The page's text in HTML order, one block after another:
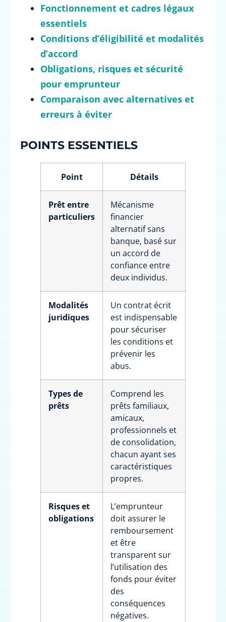
Fonctionnement et cadres légaux
essentiels
Conditions d’éligibilité et modalités
d’accord
Obligations, risques et sécurité
pour emprunteur
Comparaison avec alternatives et
erreurs à éviter
POINTS ESSENTIELS
Point Détails
Prêt entre
particuliers
Mécanisme
financier
alternatif sans
banque, basé sur
un accord de
confiance entre
deux individus.
Modalités
juridiques
Un contrat écrit
est indispensable
pour sécuriser
les conditions et
prévenir les
abus.
Types de
prêts
Comprend les
prêts familiaux,
amicaux,
professionnels et
de consolidation,
chacun ayant ses
caractéristiques
propres.
Risques et
obligations
L’emprunteur
doit assurer le
remboursement
et être
transparent sur
l’utilisation des
fonds pour éviter
des
conséquences
négatives.